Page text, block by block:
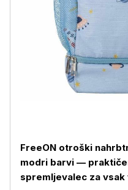
FreeON otroški
modri barvi —
spremljevalec za